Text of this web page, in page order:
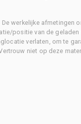
werkelijke afmetingen
positie van de
verlaten, om te
niet op deze